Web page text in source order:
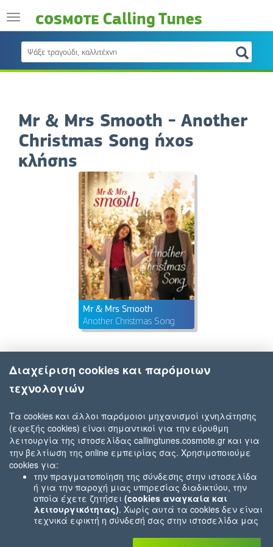
Mr & Mrs Smooth - Another
Christmas Song ήχος
κλήσης
Mr & Mrs Smooth
Another Christmas Song
Διαχείριση cookies και παρόμοιων
τεχνολογιών
Τα cookies και άλλοι παρόμοιοι μηχανισμοί ιχνηλάτησης
(εφεξής cookies) είναι σημαντικοί για την εύρυθμη
λειτουργία της ιστοσελίδας callingtunes.cosmote.gr και για
την βελτίωση της online εμπειρίας σας. Χρησιμοποιούμε
cookies για:
την πραγματοποίηση της σύνδεσης στην ιστοσελίδα
ή για την παροχή μιας υπηρεσίας διαδικτύου, την
οποία έχετε ζητήσει (cookies αναγκαία και
λειτουργικότητας). Χωρίς αυτά τα cookies δεν είναι
τεχνικά εφικτή η σύνδεσή σας στην ιστοσελίδα μας
που εσείς μας ζητήσατε (π.χ.cookies που αφορούν